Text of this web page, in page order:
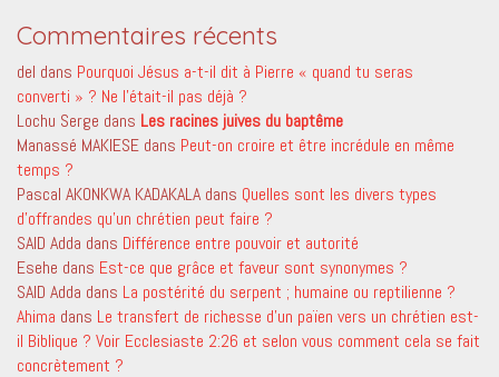
Commentaires récents
del dans Pourquoi Jésus a-t-il dit à Pierre « quand tu seras
converti » ? Ne l’était-il pas déjà ?
Lochu Serge dans Les racines juives du baptême
Manassé MAKIESE dans Peut-on croire et être incrédule en même
temps ?
Pascal AKONKWA KADAKALA dans Quelles sont les divers types
d’offrandes qu’un chrétien peut faire ?
SAID Adda dans Différence entre pouvoir et autorité
Esehe dans Est-ce que grâce et faveur sont synonymes ?
SAID Adda dans La postérité du serpent ; humaine ou reptilienne ?
Ahima dans Le transfert de richesse d’un païen vers un chrétien est-
il Biblique ? Voir Ecclesiaste 2:26 et selon vous comment cela se fait
concrètement ?